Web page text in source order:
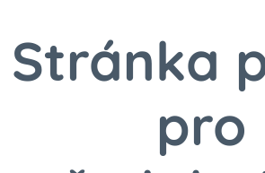
Stránka
pro